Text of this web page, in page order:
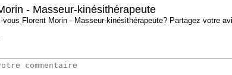
- Masseur-kinésithérapeute
vous Florent Morin - Masseur-kinésithérapeute? Partagez votre